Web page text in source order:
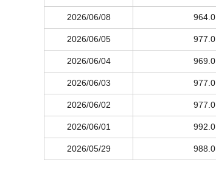
2026/06/08 964.0
2026/06/05 977.0
2026/06/04 969.0
2026/06/03 977.0
2026/06/02 977.0
2026/06/01 992.0
2026/05/29 988.0